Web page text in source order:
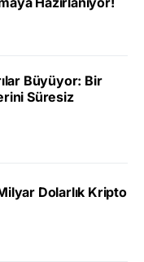
Büyüyor: Bir
Süresiz
Dolarlık Kripto